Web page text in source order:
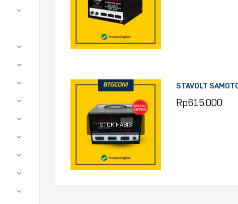
STOK HABIS
STAVOLT
Rp615.000